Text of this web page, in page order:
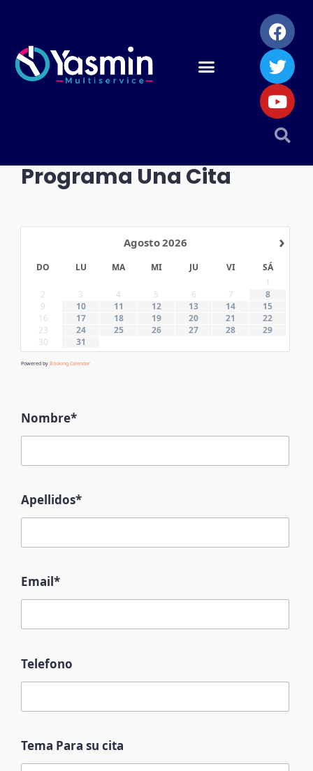
Programa Una Cita
›
Agosto2026
DO LU MA MI JU VI
SÁ
1
2
3 4 5 6 7
8
9
10 11 12 13 14
15
16
17 18 19 20 21
22
23
24 25 26 27 28
29
30
31
Powered by Booking Calendar
Nombre*
Apellidos*
Email*
Telefono
Tema Para su cita